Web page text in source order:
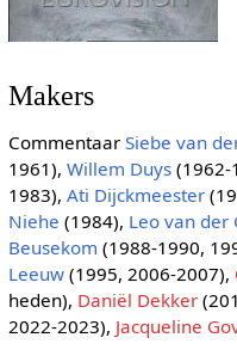
Makers
Commentaar Siebe van
1961), Willem Duys(1962-
1983), Ati Dijckmeester
Niehe (1984), Leo van der
Beusekom (1988-1990,
Leeuw(1995, 2006-2007),
heden), Daniël Dekker
2022-2023), Jacqueline